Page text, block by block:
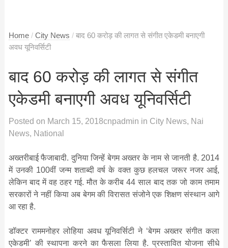
Home / City News / बाद 60 करोड़ की लागत से संगीत एकेडमी बनाएगी
अवध यूनिवर्सिटी
बाद 60 करोड़ की लागत से संगीत
एकेडमी बनाएगी अवध यूनिवर्सिटी
Posted on March 15, 2018cnpadmin in City News, Nai
News, National
अख्तरीबाई फैजाबादी. दुनिया जिन्हें बेगम अख्तर के नाम से जानती है. 2014
में उनकी 100वीं जन्म शताब्दी वर्ष के वक्त कुछ हलचल जरूर नजर आई,
लेकिन बाद में वह ठहर गई. मौत के करीब 44 साल बाद तक जो काम तमाम
सरकारों ने नहीं किया अब बेगम की विरासत संजोने एक शिक्षण संस्थान आगे
आ रहा है.
डॉक्टर राममनोहर लोहिया अवध यूनिवर्सिटी ने ‘बेगम अख्तर संगीत कला
एकेडमी’ की स्थापना करने का फैसला लिया है. प्रस्तावित योजना सीधे